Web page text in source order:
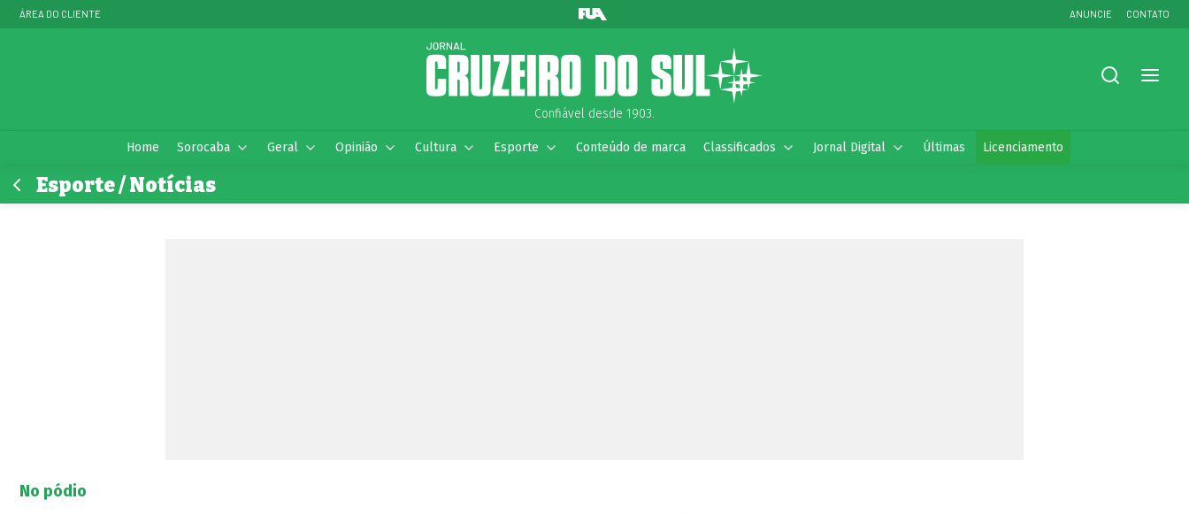
ÁREA DO CLIENTE ANUNCIE CONTATO
Confiável desde 1903.
Home Sorocaba Geral Opinião Cultura Esporte Conteúdo de marca Classificados Jornal Digital Últimas Licenciamento
Esporte / Notícias
No pódio